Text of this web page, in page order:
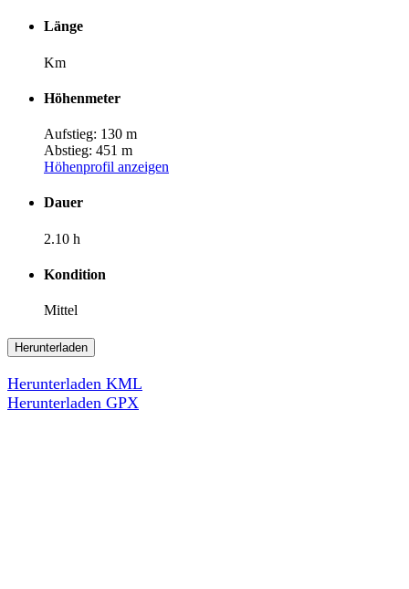
Länge
Km
Höhenmeter
Aufstieg: 130 m
Abstieg: 451 m
Höhenprofil anzeigen
Dauer
2.10 h
Kondition
Mittel
Herunterladen
Herunterladen KML
Herunterladen GPX